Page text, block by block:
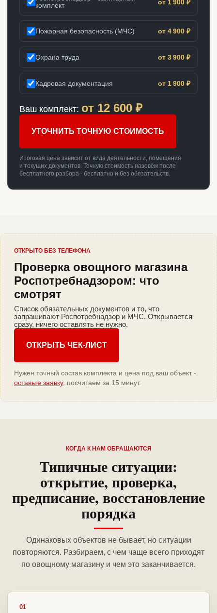
комплект
от 1 900 ₽
Пожарная безопасность (МЧС) от 4 900 ₽
Охрана труда от 3 900 ₽
Кадровая документация от 1 900 ₽
Ваш комплект: от 12 600 ₽
УТОЧНИТЬ ТОЧНУЮ СТОИМОСТЬ
Итоговая цена зависит от вида деятельности, помещения
и текущих документов. Точную стоимость назовём после
бесплатного разбора - бесплатно и без обязательств.
ОТКРЫТО БЕЗ ТЕЛЕФОНА
Проверка овощного магазина
Роспотребнадзором: что
смотрят
Список обязательных документов и то, что
запрашивают Роспотребнадзор и МЧС. Открывается
сразу, ничего оставлять не нужно.
ОТКРЫТЬ ЧЕК-ЛИСТ
Нужен точный состав комплекта и цена под ваш объект -
оставьте заявку, посчитаем за 15 минут.
КОГДА К НАМ ОБРАЩАЮТСЯ
Типичные ситуации:
открытие, проверка,
предписание, восстановление
порядка
Одинаковых объектов не бывает, но ситуации
повторяются. Разбираем, с чем чаще всего приходят
по овощному магазину и чем это заканчивается.
01